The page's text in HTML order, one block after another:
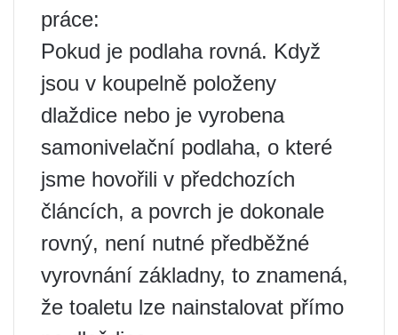
práce:
Pokud je podlaha rovná. Když
jsou v koupelně položeny
dlaždice nebo je vyrobena
samonivelační podlaha, o které
jsme hovořili v předchozích
článcích, a povrch je dokonale
rovný, není nutné předběžné
vyrovnání základny, to znamená,
že toaletu lze nainstalovat přímo